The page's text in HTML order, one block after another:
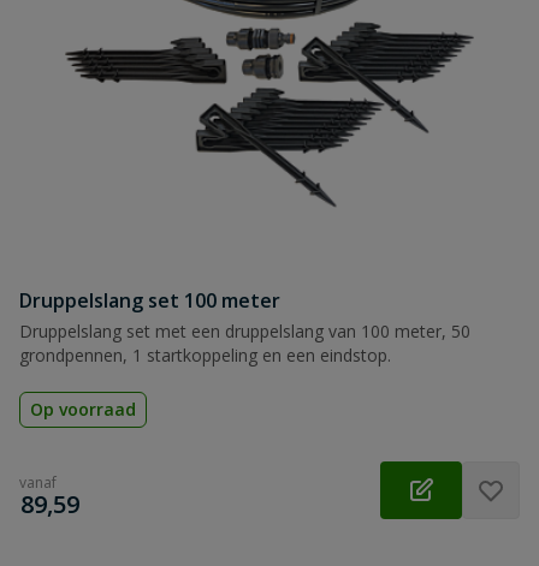
Druppelslang set 100 meter
Druppelslang set met een druppelslang van 100 meter, 50
grondpennen, 1 startkoppeling en een eindstop.
Op voorraad
vanaf
€
89,59